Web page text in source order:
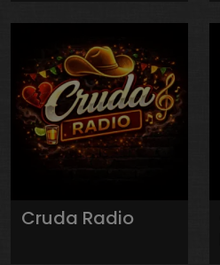
Cruda Radio